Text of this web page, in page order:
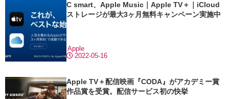
C smart、Apple Music｜Apple TV＋｜iCloud
ストレージが最大3ヶ月無料キャンペーン実施中
2022-05-16
Apple
Apple TV＋配信映画『CODA』がアカデミー賞
作品賞を受賞。配信サービス初の快挙